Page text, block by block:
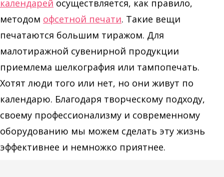
календарей осуществляется, как правило,
методом офсетной печати. Такие вещи
печатаются большим тиражом. Для
малотиражной сувенирной продукции
приемлема шелкография или тампопечать.
Хотят люди того или нет, но они живут по
календарю. Благодаря творческому подходу,
своему профессионализму и современному
оборудованию мы можем сделать эту жизнь
эффективнее и немножко приятнее.